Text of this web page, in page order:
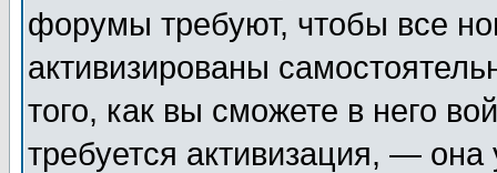
форумы требуют, чтобы все
активизированы
того, как вы сможете в него
требуется активизация, —